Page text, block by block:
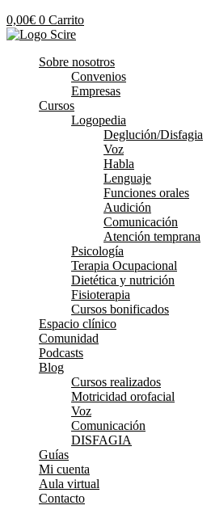
0,00€ 0 Carrito
Sobre nosotros
Convenios
Empresas
Cursos
Logopedia
Deglución/Disfagia
Voz
Habla
Lenguaje
Funciones orales
Audición
Comunicación
Atención temprana
Psicología
Terapia Ocupacional
Dietética y nutrición
Fisioterapia
Cursos bonificados
Espacio clínico
Comunidad
Podcasts
Blog
Cursos realizados
Motricidad orofacial
Voz
Comunicación
DISFAGIA
Guías
Mi cuenta
Aula virtual
Contacto